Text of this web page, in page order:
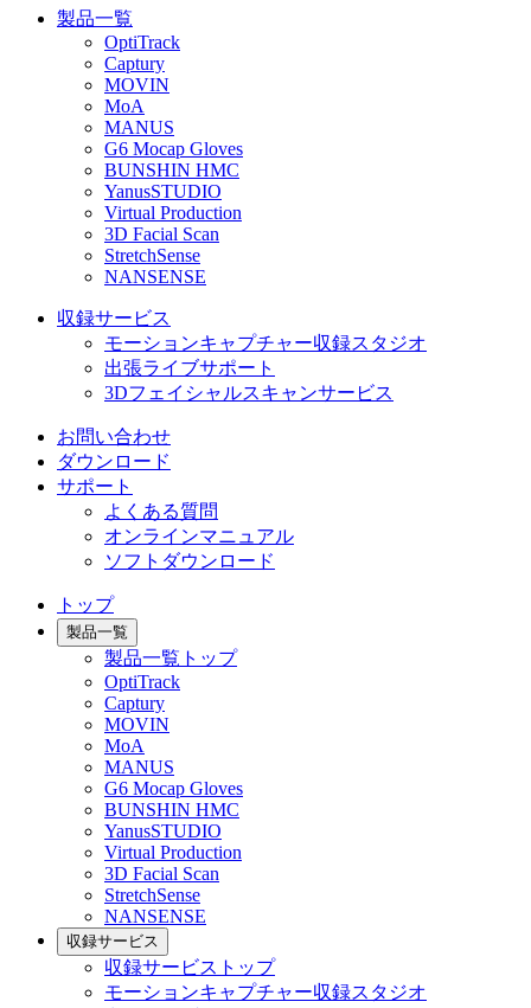
製品一覧
OptiTrack
Captury
MOVIN
MoA
MANUS
G6 Mocap Gloves
BUNSHIN HMC
YanusSTUDIO
Virtual Production
3D Facial Scan
StretchSense
NANSENSE
収録サービス
モーションキャプチャー収録スタジオ
出張ライブサポート
3Dフェイシャルスキャンサービス
お問い合わせ
ダウンロード
サポート
よくある質問
オンラインマニュアル
ソフトダウンロード
トップ
製品一覧
製品一覧トップ
OptiTrack
Captury
MOVIN
MoA
MANUS
G6 Mocap Gloves
BUNSHIN HMC
YanusSTUDIO
Virtual Production
3D Facial Scan
StretchSense
NANSENSE
収録サービス
収録サービストップ
モーションキャプチャー収録スタジオ